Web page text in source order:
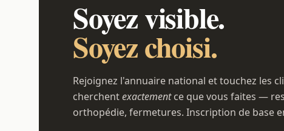
Soyez visible.
Soyez choisi.
Rejoignez l'annuaire national et touchez les
cherchentexactementce que vous faites —
orthopédie, fermetures. Inscription de base